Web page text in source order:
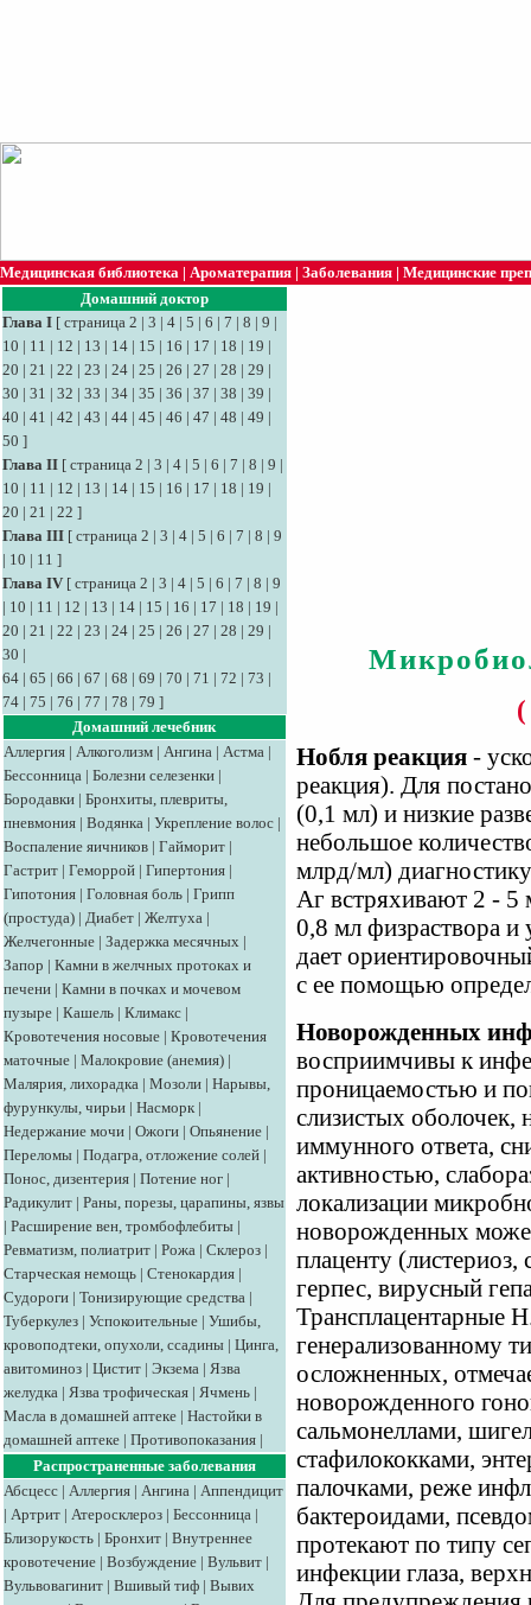
Медицинская библиотека | Ароматерапия | Заболевания | Медицинские
Домашний доктор
Глава I [ страница 2 | 3 | 4 | 5 | 6 | 7 | 8 | 9 |
10 | 11 | 12 | 13 | 14 | 15 | 16 | 17 | 18 | 19 |
20 | 21 | 22 | 23 | 24 | 25 | 26 | 27 | 28 | 29 |
30 | 31 | 32 | 33 | 34 | 35 | 36 | 37 | 38 | 39 |
40 | 41 | 42 | 43 | 44 | 45 | 46 | 47 | 48 | 49 |
50 ]
Глава II [ страница 2 | 3 | 4 | 5 | 6 | 7 | 8 | 9 |
10 | 11 | 12 | 13 | 14 | 15 | 16 | 17 | 18 | 19 |
20 | 21 | 22 ]
Глава III [ страница 2 | 3 | 4 | 5 | 6 | 7 | 8 | 9
| 10 | 11 ]
Глава IV [ страница 2 | 3 | 4 | 5 | 6 | 7 | 8 | 9
| 10 | 11 | 12 | 13 | 14 | 15 | 16 | 17 | 18 | 19 |
20 | 21 | 22 | 23 | 24 | 25 | 26 | 27 | 28 | 29 |
30 |
64 | 65 | 66 | 67 | 68 | 69 | 70 | 71 | 72 | 73 |
74 | 75 | 76 | 77 | 78 | 79 ]
Домашний лечебник
Аллергия | Алкоголизм | Ангина | Астма |
Бессонница | Болезни селезенки |
Бородавки | Бронхиты, плевриты,
пневмония | Водянка | Укрепление волос |
Воспаление яичников | Гайморит |
Гастрит | Геморрой | Гипертония |
Гипотония | Головная боль | Грипп
(простуда) | Диабет | Желтуха |
Желчегонные | Задержка месячных |
Запор | Камни в желчных протоках и
печени | Камни в почках и мочевом
пузыре | Кашель | Климакс |
Кровотечения носовые | Кровотечения
маточные | Малокровие (анемия) |
Малярия, лихорадка | Мозоли | Нарывы,
фурункулы, чирьи | Насморк |
Недержание мочи | Ожоги | Опьянение |
Переломы | Подагра, отложение солей |
Понос, дизентерия | Потение ног |
Радикулит | Раны, порезы, царапины, язвы
| Расширение вен, тромбофлебиты |
Ревматизм, полиатрит | Рожа | Склероз |
Старческая немощь | Стенокардия |
Судороги | Тонизирующие средства |
Туберкулез | Успокоительные | Ушибы,
кровоподтеки, опухоли, ссадины | Цинга,
авитоминоз | Цистит | Экзема | Язва
желудка | Язва трофическая | Ячмень |
Масла в домашней аптеке | Настойки в
домашней аптеке | Противопоказания |
Распространенные заболевания
Абсцесс | Аллергия | Ангина | Аппендицит
| Артрит | Атеросклероз | Бессонница |
Близорукость | Бронхит | Внутреннее
кровотечение | Возбуждение | Вульвит |
Вульвовагинит | Вшивый тиф | Вывих
Нобля реакция -
реакция). Для
(0,1 мл) и низкие
небольшое
млрд/мл)
Аг встряхивают 2 -
0,8 мл физраствора
дает
с ее помощью
Новорожденных
восприимчивы к
проницаемостью и
слизистых оболочек,
иммунного ответа,
активностью,
локализации
новорожденных
плаценту (листериоз,
герпес, вирусный
Трансплацентарные
генерализованному
осложненных,
новорожденного
сальмонеллами,
стафилококками,
палочками, реже
бактероидами,
протекают по типу
инфекции глаза,